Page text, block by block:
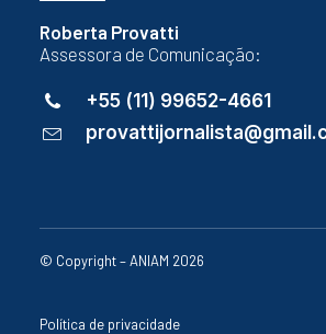
Roberta Provatti
Assessora de Comunicação:
+55 (11) 99652-4661
© Copyright – ANIAM 2026
Política de privacidade